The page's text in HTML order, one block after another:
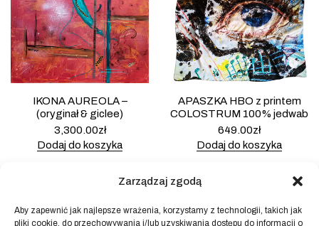
Zarządzaj zgodą
Aby zapewnić jak najlepsze wrażenia, korzystamy z technologii, takich jak
pliki cookie, do przechowywania i/lub uzyskiwania dostępu do informacji o
IKONA AUREOLA –
(oryginał & giclee)
3,300.00zł
Dodaj do koszyka
APASZKA HBO z printem
COLOSTRUM 100% jedwab
649.00zł
Dodaj do koszyka